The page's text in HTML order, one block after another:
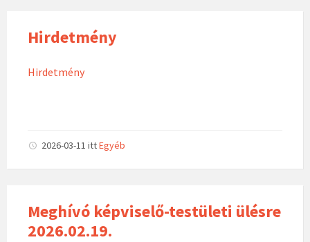
Hirdetmény
Hirdetmény
2026-03-11 ittEgyéb
Meghívó képviselő-testületi ülésre
2026.02.19.